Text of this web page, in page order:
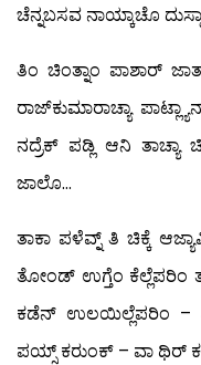
ಚೆನ್ನಬಸವ ನಾಯ್ಕಾಚೊ
ತಿಂ ಚಿಂತ್ನಾಂ ಪಾಶಾರ್
ರಾಜ್‍ಕುಮಾರಾಚ್ಯಾ
ನದ್ರೆಕ್ ಪಡ್ಲಿ ಆನಿ
ಜಾಲೊ…
ತಾಕಾ ಪಳೆವ್ನ್ ತಿ ಚಿಕ್ಕೆ
ತೋಂಡ್ ಉಗ್ತೆಂ ಕೆಲ್ಲೆಪರಿಂ
ಕಡೆನ್ ಉಲಯಿಲ್ಲೆಪರಿಂ –
ಪಯ್ಸ್ ಕರುಂಕ್ – ವಾ ಥಿರ್